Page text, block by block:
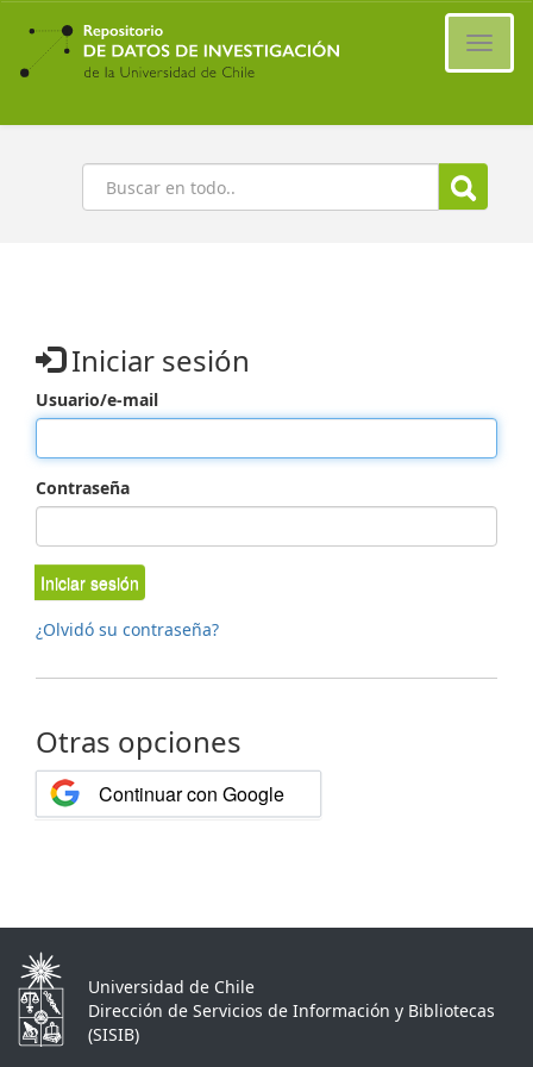
Ir
contenido
principal
Buscar
Iniciar sesión
Usuario/e-mail
Contraseña
Iniciar sesión
¿Olvidó su contraseña?
Otras opciones
Continuar con Google
Universidad de Chile
Dirección de Servicios de Información y Bibliotecas
(SISIB)